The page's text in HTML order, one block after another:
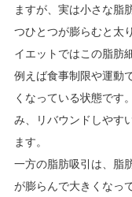
ますが、実は小さな脂
つひとつが膨らむと太
イエットではこの脂肪
例えば食事制限や運動
くなっている状態です
み、リバウンドしやす
ます。
一方の脂肪吸引は、脂
が膨らんで大きくなっ